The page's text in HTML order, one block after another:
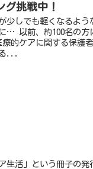
グ挑戦中！
少しでも軽くなるよう
… 以前、約100名の方
的ケアに関する保護
...
生活」という冊子の